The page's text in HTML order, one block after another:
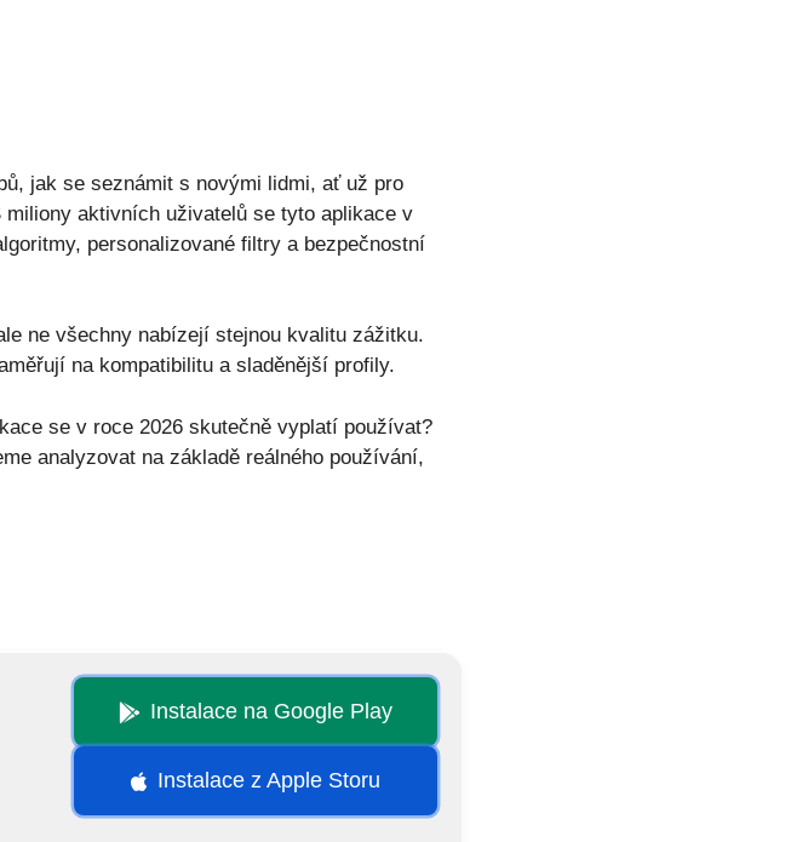
jak se seznámit s novými lidmi, ať už pro
aktivních uživatelů se tyto aplikace v
personalizované filtry a bezpečnostní
ne všechny nabízejí stejnou kvalitu zážitku.
na kompatibilitu a sladěnější profily.
se v roce 2026 skutečně vyplatí používat?
analyzovat na základě reálného používání,
Instalace na Google Play
Instalace z Apple Storu